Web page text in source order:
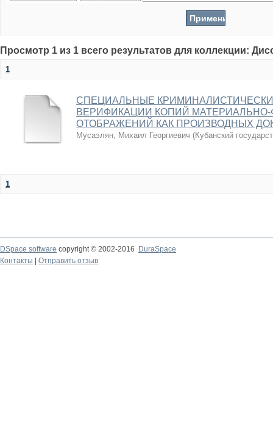
Просмотр 1 из 1 всего результатов для коллекции:
1
СПЕЦИАЛЬНЫЕ
ВЕРИФИКАЦИИ КОПИЙ
ОТОБРАЖЕНИЙ КАК ПРОИЗВОДНЫХ
Мусаэлян, Михаил Георгиевич (Кубанский
1
DSpace software copyright © 2002-2016
DuraSpace
Контакты
Отправить отзыв